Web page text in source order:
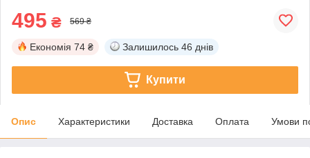
495 ₴ 569 ₴
Економія 74 ₴ Залишилось 46 днів
Купити
Опис Характеристики Доставка Оплата Умови